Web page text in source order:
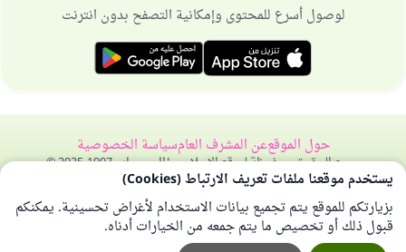
لوصول أسرع للمحتوى وإمكانية التصفح بدون انترنت
حول الموقععن المشرف العامسياسة الخصوصية
جميع الحقوق محفوظة لموقع الإسلام سؤال وجواب 1997-2025 ©
يستخدم موقعنا ملفات تعريف الارتباط (Cookies)
بزيارتكم للموقع يتم تجميع بيانات الاستخدام لأغراض تحسينية. يمكنكم
قبول ذلك أو تخصيص ما يتم جمعه من الخيارات أدناه.